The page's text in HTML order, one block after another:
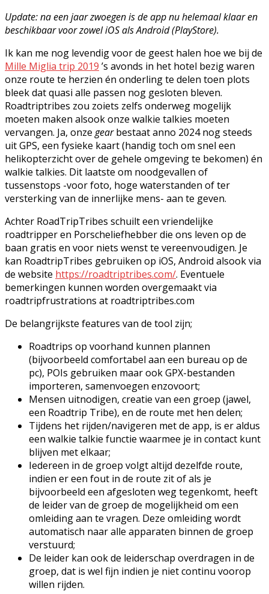
Update: na een jaar zwoegen is de app nu helemaal klaar en
beschikbaar voor zowel iOS als Android (PlayStore).
Ik kan me nog levendig voor de geest halen hoe we bij de
Mille Miglia trip 2019 ’s avonds in het hotel bezig waren
onze route te herzien én onderling te delen toen plots
bleek dat quasi alle passen nog gesloten bleven.
Roadtriptribes zou zoiets zelfs onderweg mogelijk
moeten maken alsook onze walkie talkies moeten
vervangen. Ja, onze gearbestaat anno 2024 nog steeds
uit GPS, een fysieke kaart (handig toch om snel een
helikopterzicht over de gehele omgeving te bekomen) én
walkie talkies. Dit laatste om noodgevallen of
tussenstops -voor foto, hoge waterstanden of ter
versterking van de innerlijke mens- aan te geven.
Achter RoadTripTribes schuilt een vriendelijke
roadtripper en Porscheliefhebber die ons leven op de
baan gratis en voor niets wenst te vereenvoudigen. Je
kan RoadtripTribes gebruiken op iOS, Android alsook via
de website https://roadtriptribes.com/. Eventuele
bemerkingen kunnen worden overgemaakt via
roadtripfrustrations at roadtriptribes.com
De belangrijkste features van de tool zijn;
Roadtrips op voorhand kunnen plannen
(bijvoorbeeld comfortabel aan een bureau op de
pc), POIs gebruiken maar ook GPX-bestanden
importeren, samenvoegen enzovoort;
Mensen uitnodigen, creatie van een groep (jawel,
een Roadtrip Tribe), en de route met hen delen;
Tijdens het rijden/navigeren met de app, is er aldus
een walkie talkie functie waarmee je in contact kunt
blijven met elkaar;
Iedereen in de groep volgt altijd dezelfde route,
indien er een fout in de route zit of als je
bijvoorbeeld een afgesloten weg tegenkomt, heeft
de leider van de groep de mogelijkheid om een
omleiding aan te vragen. Deze omleiding wordt
automatisch naar alle apparaten binnen de groep
verstuurd;
De leider kan ook de leiderschap overdragen in de
groep, dat is wel fijn indien je niet continu voorop
willen rijden.